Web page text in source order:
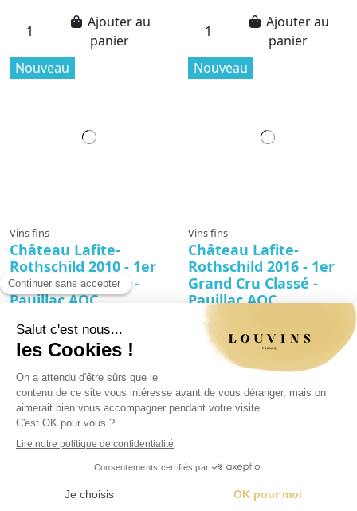
Ajouter au
panier
Ajouter au
panier
Nouveau
Vins fins
Château Lafite-
Rothschild 2010 - 1er
Grand Cru Classé -
Pauillac AOC
ROTHSCHILD-2010
1 295,00 €
bordelaise, le Château Lafite-
Rothschild 2010, 1er Grand Cru
Classé de Pauillac AOC, exprime
une élégance de grande lignée.
Millésime recherché pour sa
profondeur et sa tenue dans le
temps, il allie énergie et
raffinement, offrant un équilibre
racé qui séduit les palais les plus
ou une table...
Nouveau
Vins fins
Château Lafite-
Rothschild 2016 - 1er
Grand Cru Classé -
Pauillac AOC
CAV-VROUGE-CH-LAFITE-
ROTHSCHILD-2016
1 250,00 €
Symbole absolu du Pauillac, le
déploie une noblesse rare, ciselée
par un terroir argilo-graveleux et
l’influence apaisante de l’estuaire.
allie profondeur, fraîcheur et
grâce. La robe sombre annonce